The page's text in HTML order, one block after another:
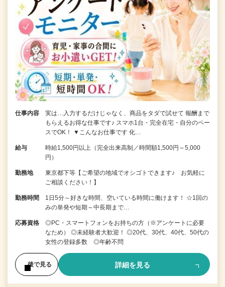
仕事内容
実は…入力するだけじゃなく、商品をタダで試せて 報酬まで
もらえるお得な仕事です♪ スマホ1台・完全在宅・自分のペー
スでOK！ ▼こんなお仕事です 化…
給与
時給1,500円以上（完全出来高制／時間額1,500円～5,000
円）
勤務地
東京都下等【ご希望の地域でオシゴトできます♪ お気軽に
ご相談ください！】
勤務時間
1日5分～好きな時間、空いている時間に働けます！ ☆1回の
みの単発や短期～中長期まで…
応募資格
◎PC・スマートフォンをお持ちの方（※アンケートに必要
なため） ◎未経験者大歓迎！ ◎20代、30代、40代、50代の
女性の登録多数 ◎年齢不問
後で見る 詳細を見る